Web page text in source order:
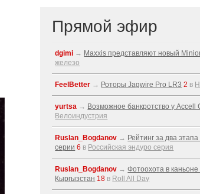
Прямой эфир
dgimi → Maxxis представляют новый
железо
FeelBetter → Роторы Jagwire Pro LR3 2 в
yurtsa → Возможное банкротство у Accell
Велоиндустрия
Ruslan_Bogdanov → Рейтинг за два
серии 6 в Российская эндуро серия
Ruslan_Bogdanov →Фотоохота в
Кыргызстан 18 в Roll All Day